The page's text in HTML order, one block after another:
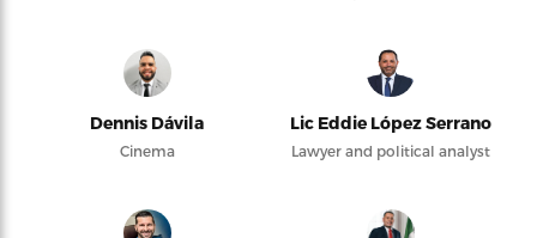
Dennis Dávila
Cinema
Lic Eddie López Serrano
Lawyer and political analyst